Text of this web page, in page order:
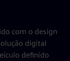
com o design
digital
definido